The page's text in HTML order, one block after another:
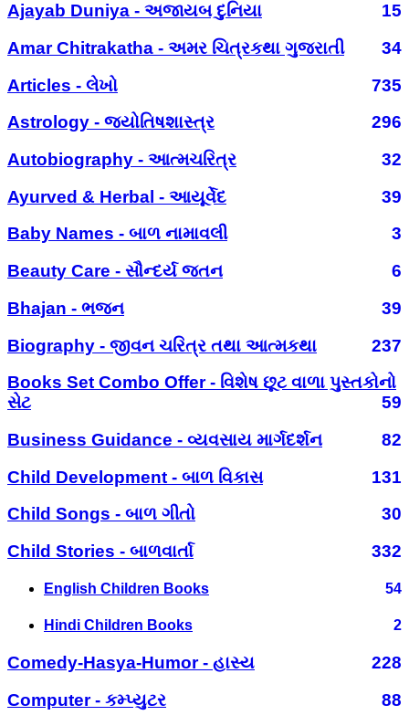
Ajayab Duniya - અજાયબ દુનિયા
15
Amar Chitrakatha - અમર ચિત્રકથા ગુજરાતી
34
Articles - લેખો
735
Astrology - જ્યોતિષશાસ્ત્ર
296
Autobiography - આત્મચરિત્ર
32
Ayurved & Herbal - આયૂર્વેદ
39
Baby Names - બાળ નામાવલી
3
Beauty Care - સૌન્દર્ય જતન
6
Bhajan - ભજન
39
Biography - જીવન ચરિત્ર તથા આત્મકથા
237
Books Set Combo Offer - વિશેષ છૂટ વાળા પુસ્તકોનો
સેટ
59
Business Guidance - વ્યવસાય માર્ગદર્શન
82
Child Development - બાળ વિકાસ
131
Child Songs - બાળ ગીતો
30
Child Stories - બાળવાર્તા
332
English Children Books 54
Hindi Children Books 2
Comedy-Hasya-Humor - હાસ્ય
228
Computer - કમ્પ્યુટર
88